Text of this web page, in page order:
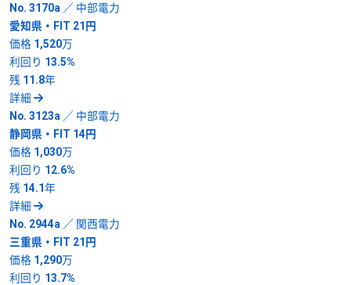
No. 3170a ／ 中部電力
愛知県・FIT 21円
価格 1,520万
利回り 13.5%
残 11.8年
詳細
No. 3123a ／ 中部電力
静岡県・FIT 14円
価格 1,030万
利回り 12.6%
残 14.1年
詳細
No. 2944a ／ 関西電力
三重県・FIT 21円
価格 1,290万
利回り 13.7%